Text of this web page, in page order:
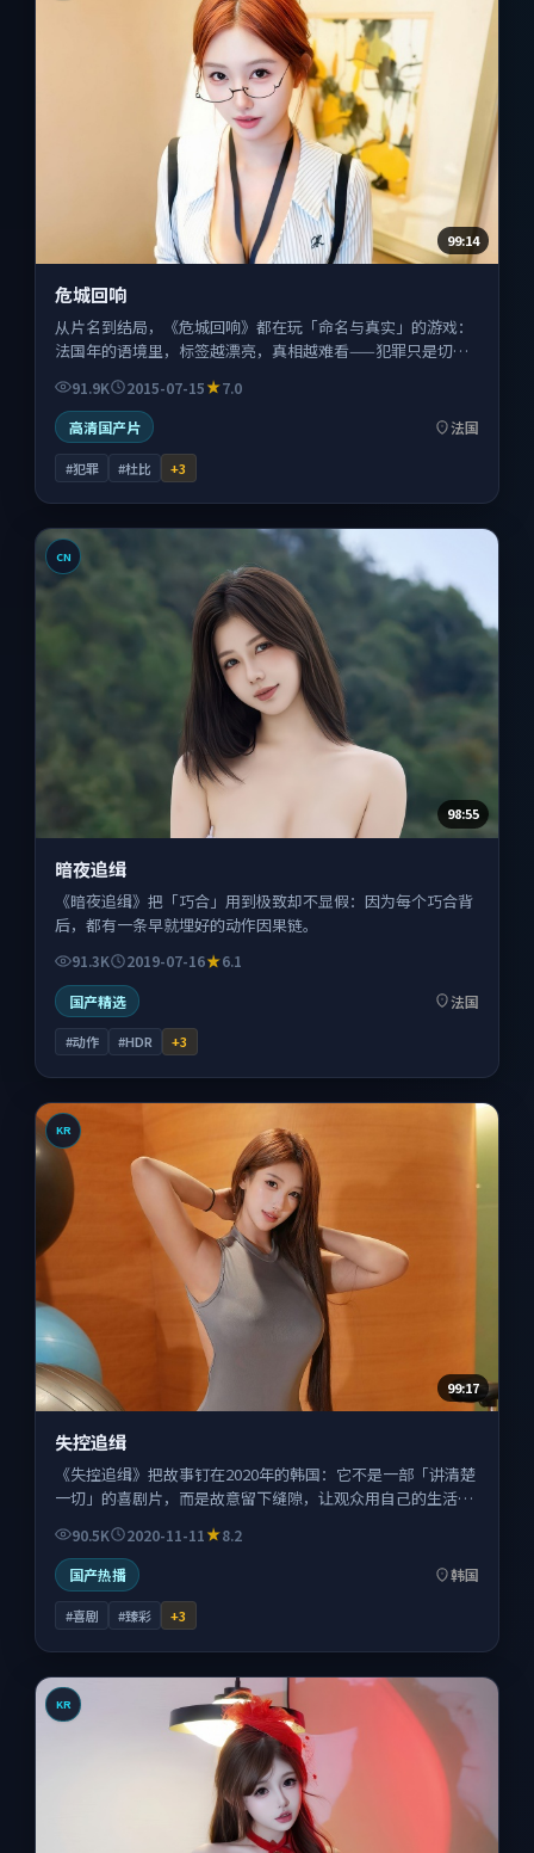
99:14
危城回响
从片名到结局，《危城回响》都在玩「命名与真实」的游戏：
法国年的语境里，标签越漂亮，真相越难看——犯罪只是切
91.9K 2015-07-15
7.0
高清国产片
法国
#犯罪 #杜比 +3
CN
98:55
暗夜追缉
《暗夜追缉》把「巧合」用到极致却不显假：因为每个巧合背
后，都有一条早就埋好的动作因果链。
91.3K 2019-07-16
6.1
国产精选
法国
#动作 #HDR +3
KR
99:17
失控追缉
《失控追缉》把故事钉在2020年的韩国：它不是一部「讲清楚
一切」的喜剧片，而是故意留下缝隙，让观众用自己的生活经
验去填。
90.5K 2020-11-11
8.2
国产热播
韩国
#喜剧 #臻彩 +3
KR